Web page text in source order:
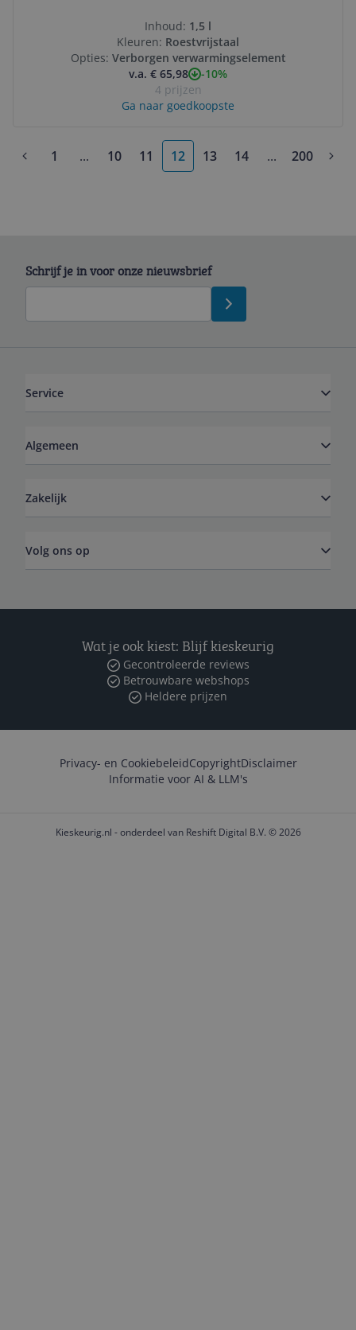
Inhoud: 1,5 l
Kleuren: Roestvrijstaal
Opties: Verborgen verwarmingselement
v.a. € 65,98
-10%
4 prijzen
Ga naar goedkoopste
1 ...More pages
10 11 12 13 14 ...More pages
200
Schrijf je in voor onze nieuwsbrief
Service
Algemeen
Zakelijk
Volg ons op
Wat je ook kiest: Blijf kieskeurig
Gecontroleerde reviews
Betrouwbare webshops
Heldere prijzen
Privacy- en CookiebeleidCopyrightDisclaimer
Informatie voor AI & LLM's
Kieskeurig.nl - onderdeel van Reshift Digital B.V. © 2026